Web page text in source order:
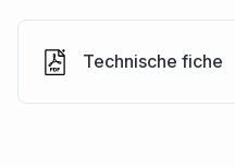
Technische fiche